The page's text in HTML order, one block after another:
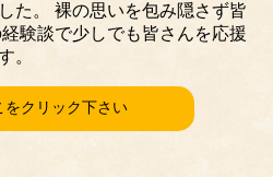
た。 裸の思いを包み隠さず皆
験談で少しでも皆さんを応援
。
をクリック下さい